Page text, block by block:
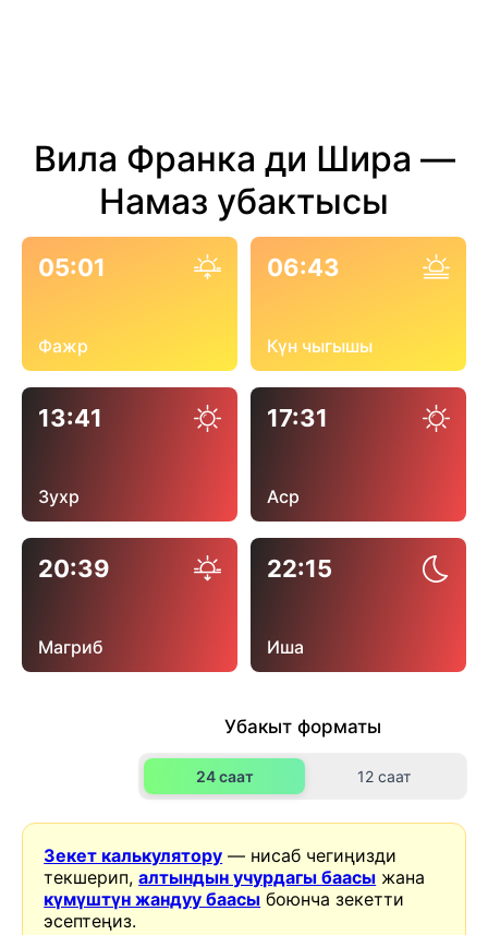
Вила Франка ди Шира —
Намаз убактысы
05:01
Фажр
06:43
Күн чыгышы
13:41
Зухр
17:31
Аср
20:39
Магриб
22:15
Иша
Убакыт форматы
24 саат 12 саат
Зекет калькулятору — нисаб чегиңизди
текшерип,алтындын учурдагы баасы жана
күмүштүн жандуу баасы боюнча зекетти
эсептеңиз.